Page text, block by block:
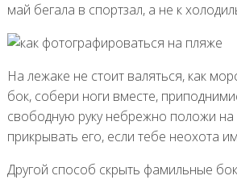
май бегала в спортзал, а не к
На лежаке не стоит валяться, как
бок, собери ноги вместе,
свободную руку небрежно положи на
прикрывать его, если тебе неохота
Другой способ скрыть фамильные